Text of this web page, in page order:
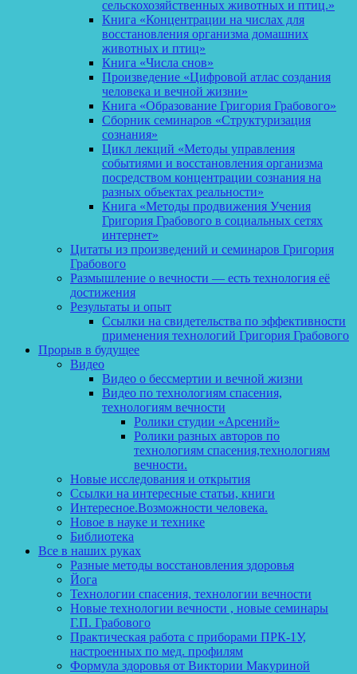
сельскохозяйственных животных и птиц.»
Книга «Концентрации на числах для
восстановления организма домашних
животных и птиц»
Книга «Числа снов»
Произведение «Цифровой атлас создания
человека и вечной жизни»
Книга «Образование Григория Грабового»
Сборник семинаров «Структуризация
сознания»
Цикл лекций «Методы управления
событиями и восстановления организма
посредством концентрации сознания на
разных объектах реальности»
Книга «Методы продвижения Учения
Григория Грабового в социальных сетях
интернет»
Цитаты из произведений и семинаров Григория
Грабового
Размышление о вечности — есть технология её
достижения
Результаты и опыт
Ссылки на свидетельства по эффективности
применения технологий Григория Грабового
Прорыв в будущее
Видео
Видео о бессмертии и вечной жизни
Видео по технологиям спасения,
технологиям вечности
Ролики студии «Арсений»
Ролики разных авторов по
технологиям спасения,технологиям
вечности.
Новые исследования и открытия
Ссылки на интересные статьи, книги
Интересное.Возможности человека.
Новое в науке и технике
Библиотека
Все в наших руках
Разные методы восстановления здоровья
Йога
Технологии спасения, технологии вечности
Новые технологии вечности , новые семинары
Г.П. Грабового
Практическая работа с приборами ПРК-1У,
настроенных по мед. профилям
Формула здоровья от Виктории Макуриной